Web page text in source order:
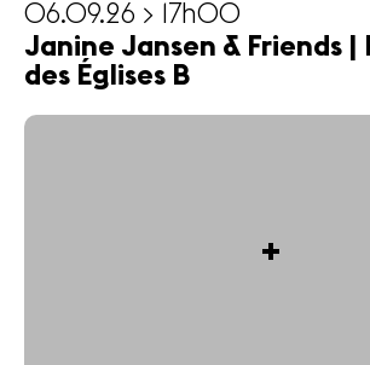
06.09.26 > 17h00
Janine Jansen & Friends |
des Églises B
+